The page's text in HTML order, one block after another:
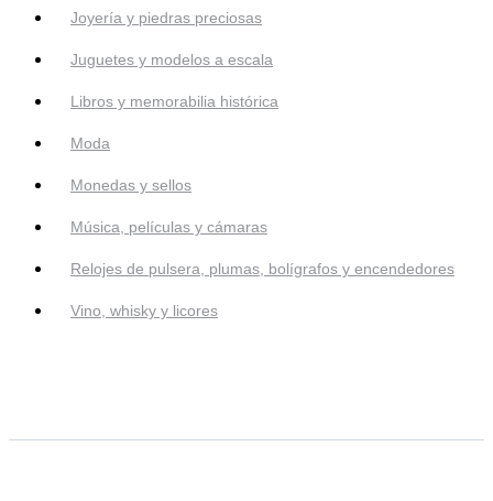
Joyería y piedras preciosas
Juguetes y modelos a escala
Libros y memorabilia histórica
Moda
Monedas y sellos
Música, películas y cámaras
Relojes de pulsera, plumas, bolígrafos y encendedores
Vino, whisky y licores